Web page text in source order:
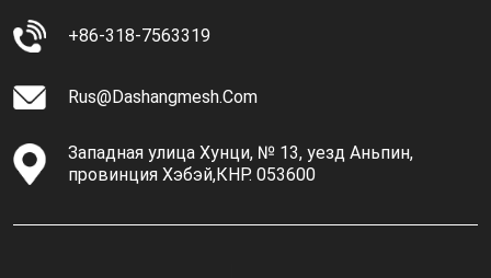
+86-318-7563319
Rus@dashangmesh.com
Западная улица Хунци, № 13, уезд Аньпин,
провинция Хэбэй,КНР. 053600